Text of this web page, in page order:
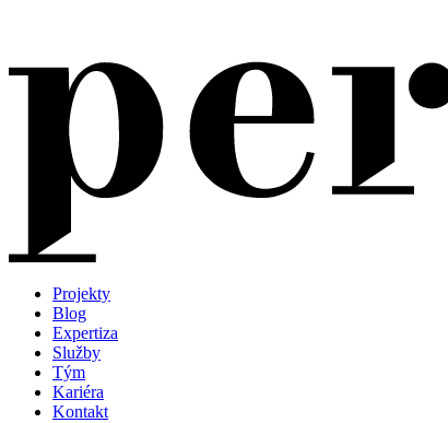
Projekty
Blog
Expertiza
Služby
Tým
Kariéra
Kontakt